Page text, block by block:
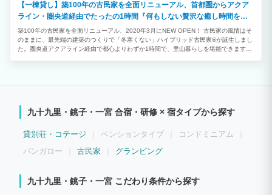
【一棟貸し】築100年の古民家を全面リニューアル、首都圏からアクア
ライン・圏央道経由でたったの1時間『何もしない贅沢な癒し時間を里
山で』」
築100年の古民家を全面リニューアル、2020年3月にNEW OPEN！ 古民家の風情はそ
のままに、最先端の建築のつくりで「冬寒くない」ハイブリッド古民家®が誕生しまし
た。圏央道アクアライン経由で都心よりわずか1時間で、里山暮らしを堪能できます。
ンと色調を見事なまでに調和させた空間が、みなさんに喜ばれています。
九十九里・銚子・一宮 合宿・研修 × 宿タイプから探す
貸別荘・コテージ ペンションタイプ
コンドミニアム
バンガロー
古民家 グランピング
九十九里・銚子・一宮 こだわり条件から探す